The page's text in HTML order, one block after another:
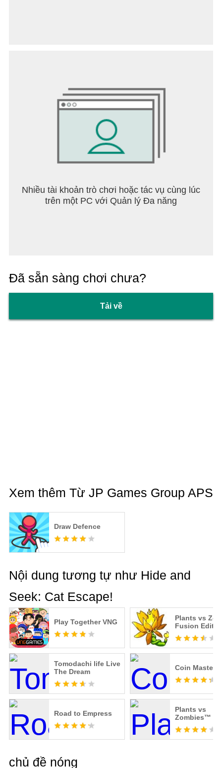
Nhiều tài khoản trò chơi hoặc tác vụ cùng lúc
trên một PC với Quản lý Đa năng
Đã sẵn sàng chơi chưa?
Tải về
Xem thêm Từ JP Games Group APS
Draw Defence
Nội dung tương tự như Hide and
Seek: Cat Escape!
Play Together VNG
Plants vs
Fusion
Tomodachi life Live
The Dream
Coin Master
Road to Empress
Plants vs
Zombies™ 2
chủ đề nóng